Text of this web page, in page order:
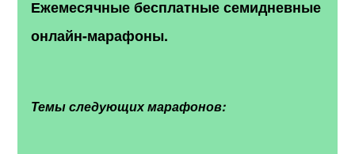
Ежемесячные бесплатные семидневные
онлайн-марафоны.
Темы следующих марафонов: